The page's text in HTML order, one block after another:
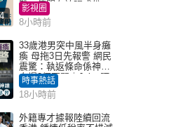
難：傳聞有誇張成份
影視圈
8小時前
33歲港男突中風半身癱
瘓 母拖3日先報警 網民
震驚：執返條命係神蹟
自爆2個惡習｜Juicy叮
時事熱話
18小時前
外籍專才據報陸續回流